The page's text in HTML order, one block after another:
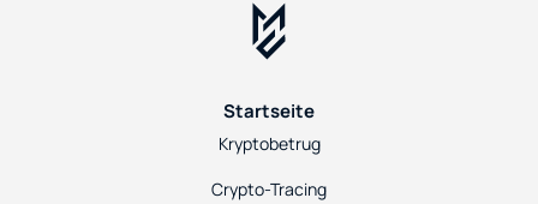
Startseite
Kryptobetrug
Crypto-Tracing